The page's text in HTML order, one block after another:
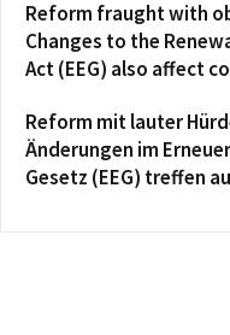
Reform fraught with
Changes to the
Act (EEG) also affect
Reform mit lauter
Änderungen im
Gesetz (EEG) treffen